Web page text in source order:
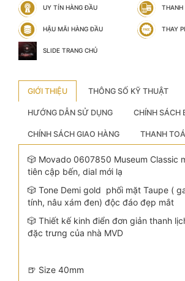
UY TÍN HÀNG ĐẦU THANH
HẬU MÃI HÀNG ĐẦU THAY
SLIDE TRANG CHỦ
GIỚI THIỆU THÔNG SỐ KỸ THUẬT
HƯỚNG DẪN SỬ DỤNG CHÍNH SÁCH
CHÍNH SÁCH GIAO HÀNG THANH
🎲 Movado 0607850 Museum Classic
tiên cập bến, dial mới lạ
🎲 Tone Demi gold phối mặt Taupe (
tính, nâu xám đen) độc đáo đẹp mắt
🎲 Thiết kế kinh điển đơn giản thanh
đặc trưng của nhà MVD
🍺 Size 40mm